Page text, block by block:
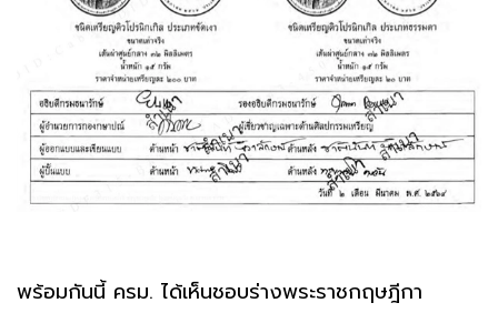
พร้อมกันนี้ ครม. ได้เห็นชอบร่างพระราชกฤษฎีกา